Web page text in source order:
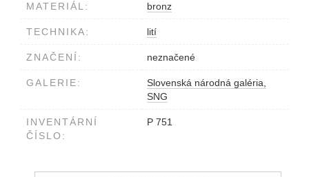
MATERIÁL: bronz
TECHNIKA: lití
ZNAČENÍ: neznačené
GALERIE:
Slovenská národná galéria,
SNG
INVENTÁRNÍ
ČÍSLO:
P 751